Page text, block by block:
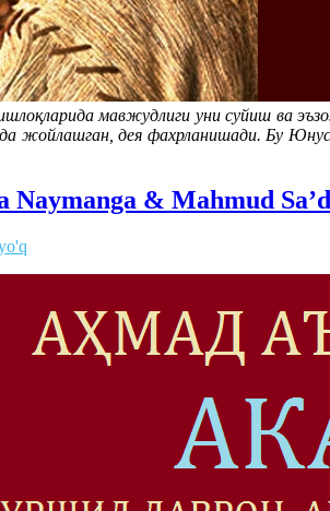
мавжудлиги уни суйиш ва
жойлашган, дея фахрланишади. Бу Юнус
& Mahmud